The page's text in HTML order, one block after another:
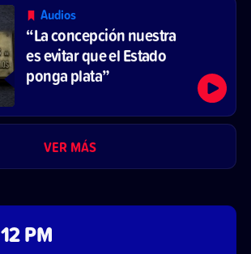
Audios
“La concepción nuestra
es evitar que el Estado
ponga plata”
VER MÁS
12 PM